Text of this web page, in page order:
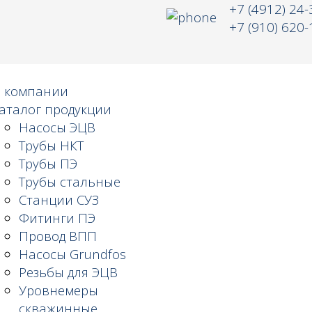
+7 (4912) 24-
+7 (910)
продукции
Насосы ЭЦВ
Трубы НКТ
Трубы ПЭ
Трубы стальные
Станции СУЗ
Фитинги ПЭ
Провод ВПП
Насосы Grundfos
Резьбы для ЭЦВ
Уровнемеры
скважинные